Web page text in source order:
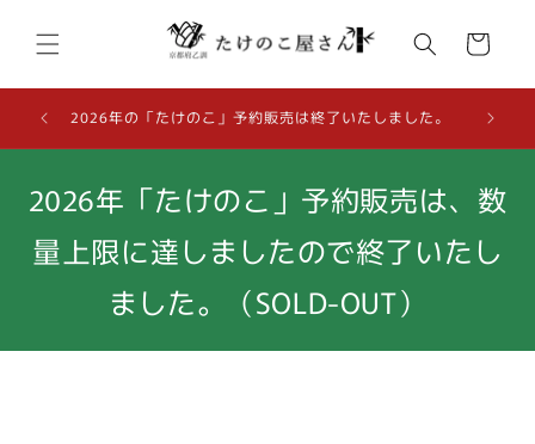
進む
ー
2026年の「たけのこ」予約販売は終了いたしました。
2026年
2026年「たけのこ」予約販売は、数
量上限に達しましたので終了いたし
ました。（SOLD-OUT）